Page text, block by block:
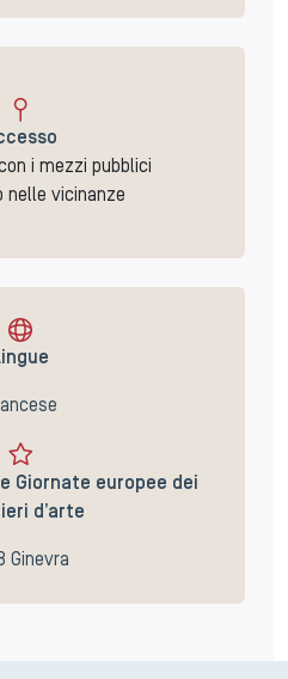
i mezzi pubblici
nelle vicinanze
Giornate europee dei
d’arte
Ginevra